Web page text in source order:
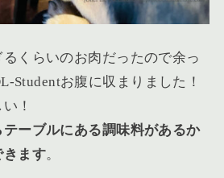
くらいのお肉だったので余っ
Studentお腹に収まりました！
！
ーブルにある調味料があるか
きます。